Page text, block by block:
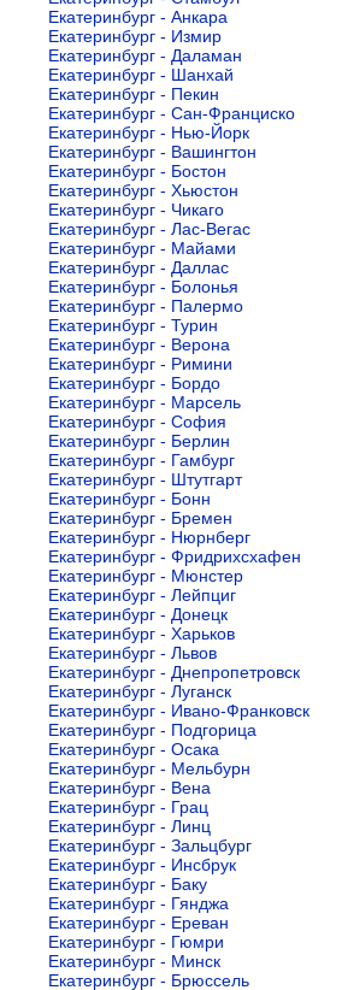
Екатеринбург - Анкара
Екатеринбург - Измир
Екатеринбург - Даламан
Екатеринбург - Шанхай
Екатеринбург - Пекин
Екатеринбург - Сан-Франциско
Екатеринбург - Нью-Йорк
Екатеринбург - Вашингтон
Екатеринбург - Бостон
Екатеринбург - Хьюстон
Екатеринбург - Чикаго
Екатеринбург - Лас-Вегас
Екатеринбург - Майами
Екатеринбург - Даллас
Екатеринбург - Болонья
Екатеринбург - Палермо
Екатеринбург - Турин
Екатеринбург - Верона
Екатеринбург - Римини
Екатеринбург - Бордо
Екатеринбург - Марсель
Екатеринбург - София
Екатеринбург - Берлин
Екатеринбург - Гамбург
Екатеринбург - Штутгарт
Екатеринбург - Бонн
Екатеринбург - Бремен
Екатеринбург - Нюрнберг
Екатеринбург - Фридрихсхафен
Екатеринбург - Мюнстер
Екатеринбург - Лейпциг
Екатеринбург - Донецк
Екатеринбург - Харьков
Екатеринбург - Львов
Екатеринбург - Днепропетровск
Екатеринбург - Луганск
Екатеринбург - Ивано-Франковск
Екатеринбург - Подгорица
Екатеринбург - Осака
Екатеринбург - Мельбурн
Екатеринбург - Вена
Екатеринбург - Грац
Екатеринбург - Линц
Екатеринбург - Зальцбург
Екатеринбург - Инсбрук
Екатеринбург - Баку
Екатеринбург - Гянджа
Екатеринбург - Ереван
Екатеринбург - Гюмри
Екатеринбург - Минск
Екатеринбург - Брюссель